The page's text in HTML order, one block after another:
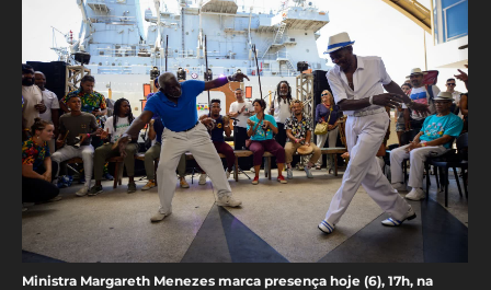
Ministra Margareth Menezes marca presença hoje (6), 17h, na